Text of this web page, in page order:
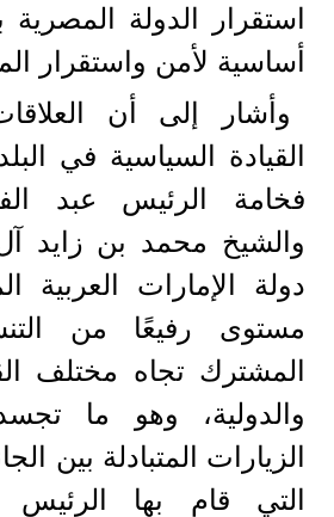
استقرار الدولة المصرية
أساسية لأمن واستقرار
وأشار إلى أن
القيادة السياسية في
فخامة الرئيس عبد
والشيخ محمد بن زايد
دولة الإمارات العربية
مستوى رفيعًا من
المشترك تجاه مختلف
والدولية، وهو ما
الزيارات المتبادلة بين
التي قام بها